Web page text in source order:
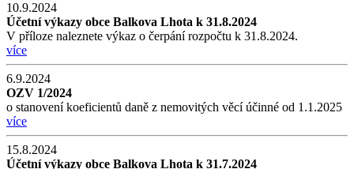
10.9.2024
Účetní výkazy obce Balkova Lhota k 31.8.2024
V příloze naleznete výkaz o čerpání rozpočtu k 31.8.2024.
více
6.9.2024
OZV 1/2024
o stanovení koeficientů daně z nemovitých věcí účinné od 1.1.2025
více
15.8.2024
Účetní výkazy obce Balkova Lhota k 31.7.2024